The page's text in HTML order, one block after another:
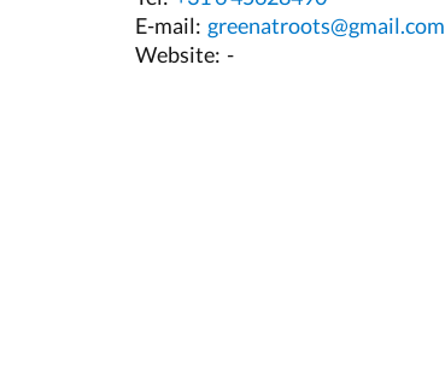
E-mail: greenatroots@gmail.com
Website: -